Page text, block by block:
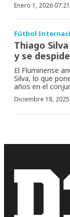
Enero 1, 2026
Fútbol
Thiago
y se
El Fluminense
Silva, lo que
años en el
Diciembre 18,